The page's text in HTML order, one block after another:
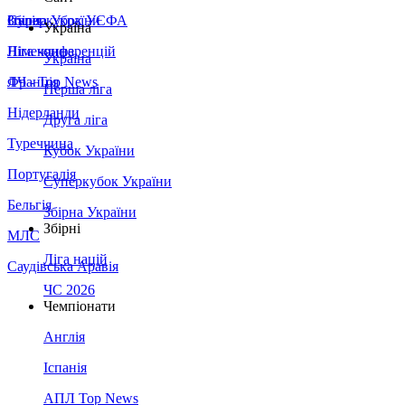
Збірна України
Італія
Німеччина
Франція
Нідерланди
Туреччина
Португалія
Бельгія
МЛС
Саудівська Аравія
Суперкубок УЄФА
Ліга конференцій
ЛЧ - Top News
Україна
Україна
Перша ліга
Друга ліга
Кубок України
Суперкубок України
Збірна України
Збірні
Ліга націй
ЧС 2026
Чемпіонати
Англія
Іспанія
АПЛ Top News